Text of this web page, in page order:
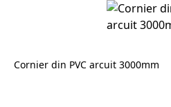
Cornier din PVC arcuit 3000mm